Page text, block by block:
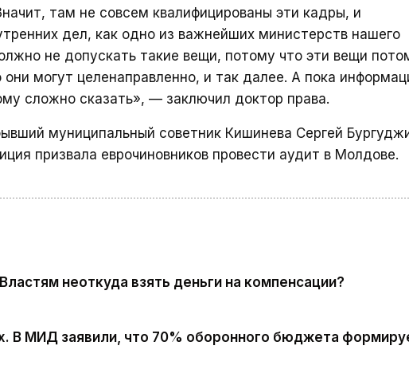
там не совсем квалифицированы эти кадры, и
дел, как одно из важнейших министерств нашего
не допускать такие вещи, потому что эти вещи
могут целенаправленно, и так далее. А пока
сложно сказать», — заключил доктор права.
муниципальный советник Кишинева Сергей
призвала еврочиновников провести аудит в Молдове.
неоткуда взять деньги на компенсации?
В МИД заявили, что 70% оборонного бюджета